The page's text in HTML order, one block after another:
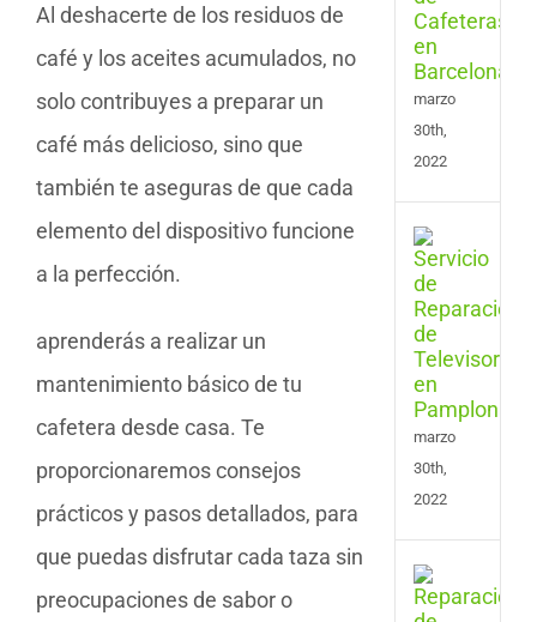
Al deshacerte de los residuos de
café y los aceites acumulados, no
solo contribuyes a preparar un
café más delicioso, sino que
también te aseguras de que cada
elemento del dispositivo funcione
a la perfección.
aprenderás a realizar un
mantenimiento básico de tu
cafetera desde casa. Te
proporcionaremos consejos
prácticos y pasos detallados, para
que puedas disfrutar cada taza sin
preocupaciones de sabor o
en
marzo
30th,
2022
de
en
marzo
30th,
2022
de